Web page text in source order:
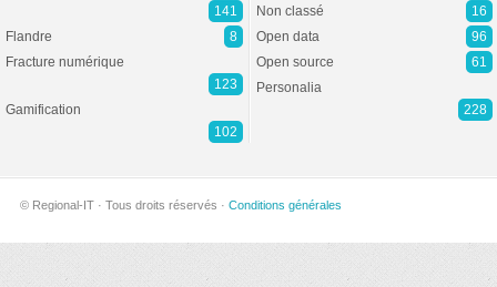
141
Flandre
8
Fracture numérique
123
Gamification
102
Non classé
16
Open data
96
Open source
61
Personalia
228
© Regional-IT · Tous droits réservés · Conditions générales